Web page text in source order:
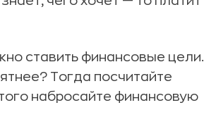
ставить финансовые цели.
Тогда посчитайте
набросайте финансовую